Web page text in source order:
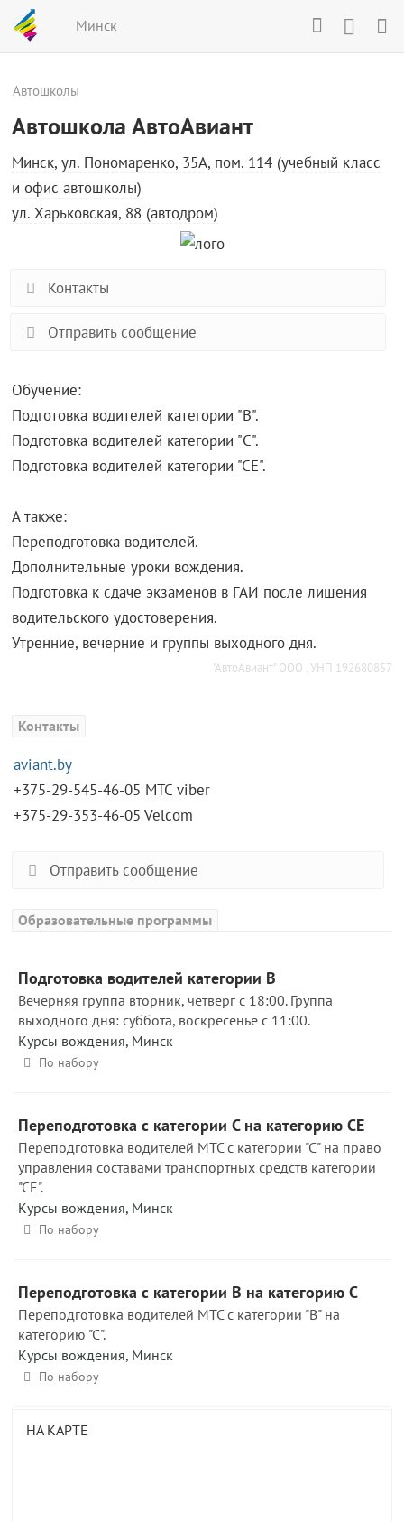
Минск
Автошколы
Автошкола АвтоАвиант
Минск, ул. Пономаренко, 35А, пом. 114 (учебный класс
и офис автошколы)
ул. Харьковская, 88 (автодром)
Контакты
Отправить сообщение
Обучение:
Подготовка водителей категории "В".
Подготовка водителей категории "C".
Подготовка водителей категории "СЕ".
А также:
Переподготовка водителей.
Дополнительные уроки вождения.
Подготовка к сдаче экзаменов в ГАИ после лишения
водительского удостоверения.
Утренние, вечерние и группы выходного дня.
"АвтоАвиант" ООО , УНП 192680857
Контакты
aviant.by
+375-29-545-46-05 MTC viber
+375-29-353-46-05 Velcom
Отправить сообщение
Образовательные программы
Подготовка водителей категории В
Вечерняя группа вторник, четверг с 18:00. Группа
выходного дня: суббота, воскресенье с 11:00.
Курсы вождения, Минск
По набору
Переподготовка с категории С на категорию СЕ
Переподготовка водителей МТС с категории "С" на право
управления составами транспортных средств категории
"СЕ".
Курсы вождения, Минск
По набору
Переподготовка с категории В на категорию С
Переподготовка водителей МТС с категории "В" на
категорию "С".
Курсы вождения, Минск
По набору
НА КАРТЕ